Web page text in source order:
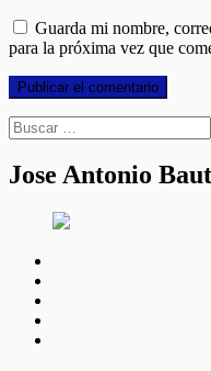
Guarda mi nombre,
para la próxima vez que
Buscar:
Jose Antonio